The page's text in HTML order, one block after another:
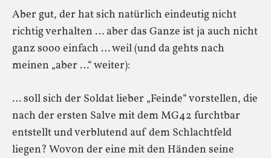
Aber gut, der hat sich natürlich eindeutig nicht
richtig verhalten … aber das Ganze ist ja auch nicht
ganz sooo einfach … weil (und da gehts nach
meinen „aber …“ weiter):
… soll sich der Soldat lieber „Feinde“ vorstellen, die
nach der ersten Salve mit dem MG42 furchtbar
entstellt und verblutend auf dem Schlachtfeld
liegen? Wovon der eine mit den Händen seine